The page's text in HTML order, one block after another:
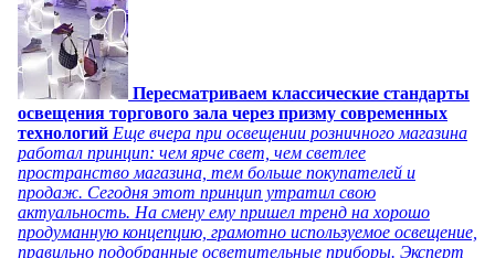
Пересматриваем классические стандарты
освещения торгового зала через призму современных
технологий Еще вчера при освещении розничного магазина
работал принцип: чем ярче свет, чем светлее
пространство магазина, тем больше покупателей и
продаж. Сегодня этот принцип утратил свою
актуальность. На смену ему пришел тренд на хорошо
продуманную концепцию, грамотно используемое освещение,
правильно подобранные осветительные приборы. Эксперт